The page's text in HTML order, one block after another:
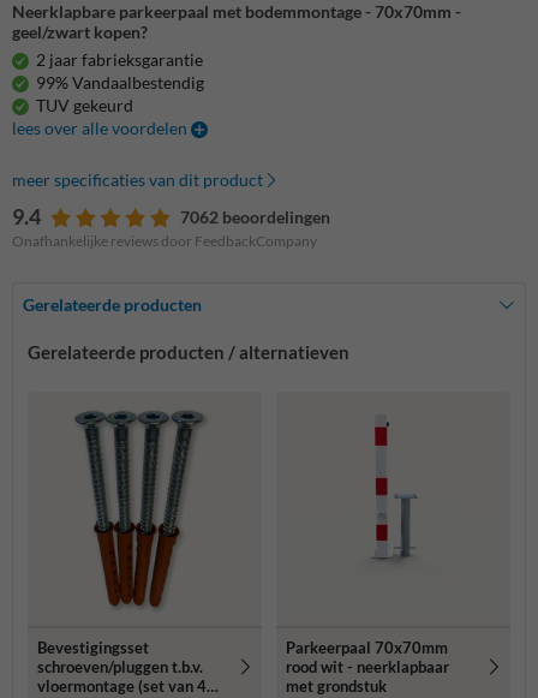
Neerklapbare parkeerpaal met bodemmontage - 70x70mm -
geel/zwart kopen?
2 jaar fabrieksgarantie
99% Vandaalbestendig
TUV gekeurd
lees over alle voordelen
meer specificaties van dit product
9.4 7062 beoordelingen
Onafhankelijke reviews door FeedbackCompany
Gerelateerde producten
Gerelateerde producten / alternatieven
Bevestigingsset
schroeven/pluggen t.b.v.
vloermontage (set van 4
Parkeerpaal 70x70mm
rood wit - neerklapbaar
met grondstuk